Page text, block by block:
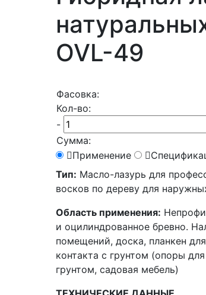
OVL-49
Фасовка:
Кол-во:
-
Сумма:
Применение
Тип: Масло-лазурь для
восков по дереву для
Область применения:
и оцилиндрованное бревно.
помещений, доска, планкен
контакта с грунтом (опоры
грунтом, садовая мебель)